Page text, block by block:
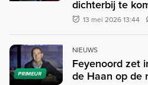
dichterbij te
13 mei 2026 13:44
PRIMEUR
NIEUWS
Feyenoord zet
de Haan op de